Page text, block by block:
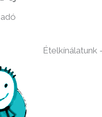
Ételkínálatunk